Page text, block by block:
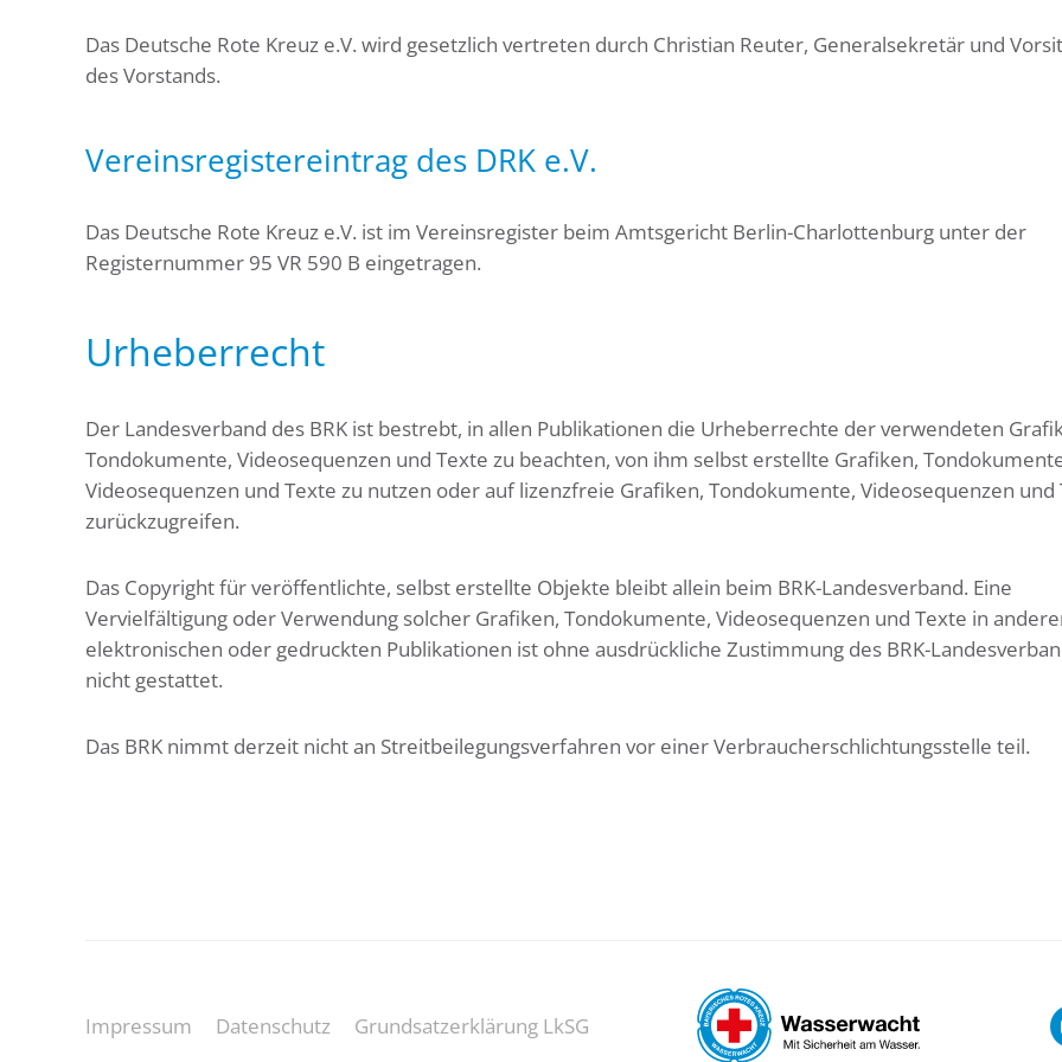
Das Deutsche Rote Kreuz e.V. wird gesetzlich vertreten durch Christian Reuter, Generalsekretär und
des Vorstands.
Vereinsregistereintrag des DRK e.V.
Das Deutsche Rote Kreuz e.V. ist im Vereinsregister beim Amtsgericht Berlin-Charlottenburg unter der
Registernummer 95 VR 590 B eingetragen.
Urheberrecht
Der Landesverband des BRK ist bestrebt, in allen Publikationen die Urheberrechte der verwendeten
Tondokumente, Videosequenzen und Texte zu beachten, von ihm selbst erstellte Grafiken,
Videosequenzen und Texte zu nutzen oder auf lizenzfreie Grafiken, Tondokumente, Videosequenzen und
zurückzugreifen.
Das Copyright für veröffentlichte, selbst erstellte Objekte bleibt allein beim BRK-Landesverband. Eine
Vervielfältigung oder Verwendung solcher Grafiken, Tondokumente, Videosequenzen und Texte in
elektronischen oder gedruckten Publikationen ist ohne ausdrückliche Zustimmung des BRK-
nicht gestattet.
Das BRK nimmt derzeit nicht an Streitbeilegungsverfahren vor einer Verbraucherschlichtungsstelle teil.
Impressum Datenschutz Grundsatzerklärung LkSG